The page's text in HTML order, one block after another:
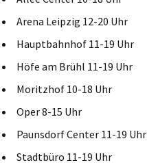
Arena Leipzig 12-20 Uhr
Hauptbahnhof 11-19 Uhr
Höfe am Brühl 11-19 Uhr
Moritzhof 10-18 Uhr
Oper 8-15 Uhr
Paunsdorf Center 11-19 Uhr
Stadtbüro 11-19 Uhr